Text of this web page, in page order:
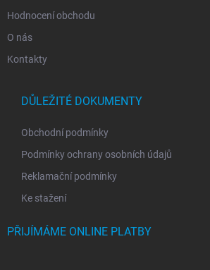
Hodnocení obchodu
O nás
Kontakty
DŮLEŽITÉ DOKUMENTY
Obchodní podmínky
Podmínky ochrany osobních údajů
Reklamační podmínky
Ke stažení
PŘIJÍMÁME ONLINE PLATBY